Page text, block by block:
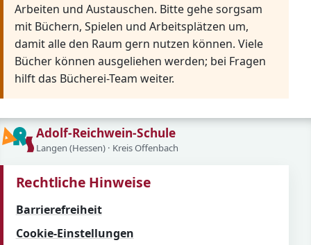
Arbeiten und Austauschen. Bitte gehe sorgsam
mit Büchern, Spielen und Arbeitsplätzen um,
damit alle den Raum gern nutzen können. Viele
Bücher können ausgeliehen werden; bei Fragen
hilft das Bücherei-Team weiter.
Adolf-Reichwein-Schule
Langen (Hessen) · Kreis Offenbach
Rechtliche Hinweise
Barrierefreiheit
Cookie-Einstellungen